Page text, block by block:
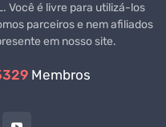
Você é livre para utilizá-los
parceiros e nem afiliados
em nosso site.
Membros